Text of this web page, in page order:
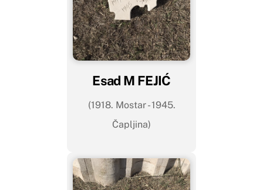
Esad M FEJIĆ
(1918. Mostar - 1945.
Čapljina)